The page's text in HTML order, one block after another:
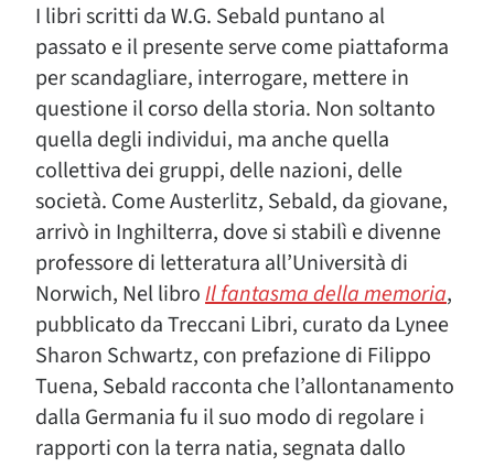
I libri scritti da W.G. Sebald puntano al
passato e il presente serve come piattaforma
per scandagliare, interrogare, mettere in
questione il corso della storia. Non soltanto
quella degli individui, ma anche quella
collettiva dei gruppi, delle nazioni, delle
società. Come Austerlitz, Sebald, da giovane,
arrivò in Inghilterra, dove si stabilì e divenne
professore di letteratura all’Università di
Norwich, Nel libroIl fantasma della memoria,
pubblicato da Treccani Libri, curato da Lynee
Sharon Schwartz, con prefazione di Filippo
Tuena, Sebald racconta che l’allontanamento
dalla Germania fu il suo modo di regolare i
rapporti con la terra natia, segnata dallo